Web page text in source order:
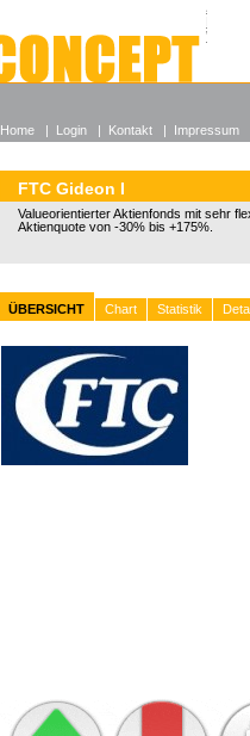
Alle
Wieso
FTC Gideon I
Valueorientierter Aktienfonds mit sehr
Aktienquote von -30% bis +175%.
ÜBERSICHT Chart Statistik
Home | Login | Kontakt | Impressum